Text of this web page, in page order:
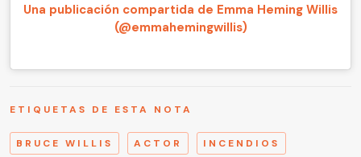
Una publicación compartida de Emma Heming Willis
(@emmahemingwillis)
ETIQUETAS DE ESTA NOTA
BRUCE WILLIS ACTOR INCENDIOS